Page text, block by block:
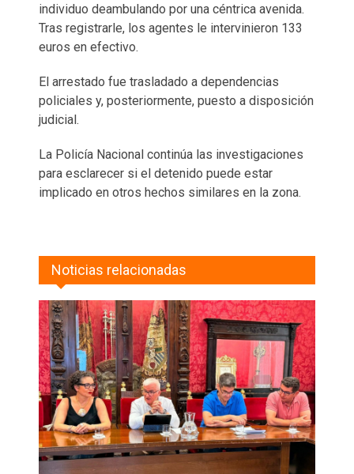
individuo deambulando por una céntrica avenida.
Tras registrarle, los agentes le intervinieron 133
euros en efectivo.
El arrestado fue trasladado a dependencias
policiales y, posteriormente, puesto a disposición
judicial.
La Policía Nacional continúa las investigaciones
para esclarecer si el detenido puede estar
implicado en otros hechos similares en la zona.
Noticias relacionadas